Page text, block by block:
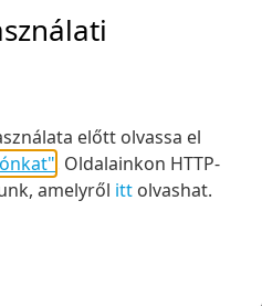
előtt olvassa el
Oldalainkon HTTP-
amelyről itt olvashat.